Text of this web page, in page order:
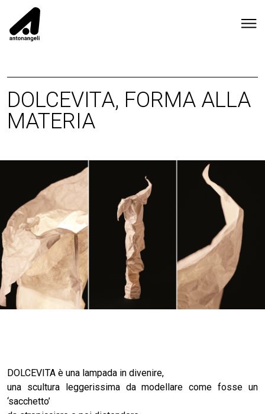
DOLCEVITA, FORMA ALLA
MATERIA
DOLCEVITA è una lampada in divenire,
una scultura leggerissima da modellare come fosse un
‘sacchetto’